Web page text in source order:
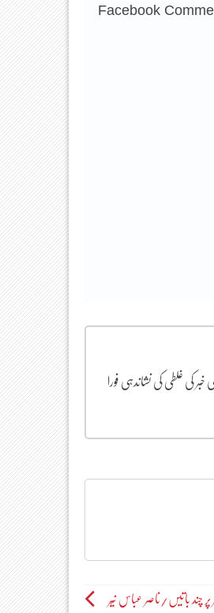
Facebook
کی غلطی کی نشاندہی فورا
پر چند باتیں/ناصر عباس نیّر